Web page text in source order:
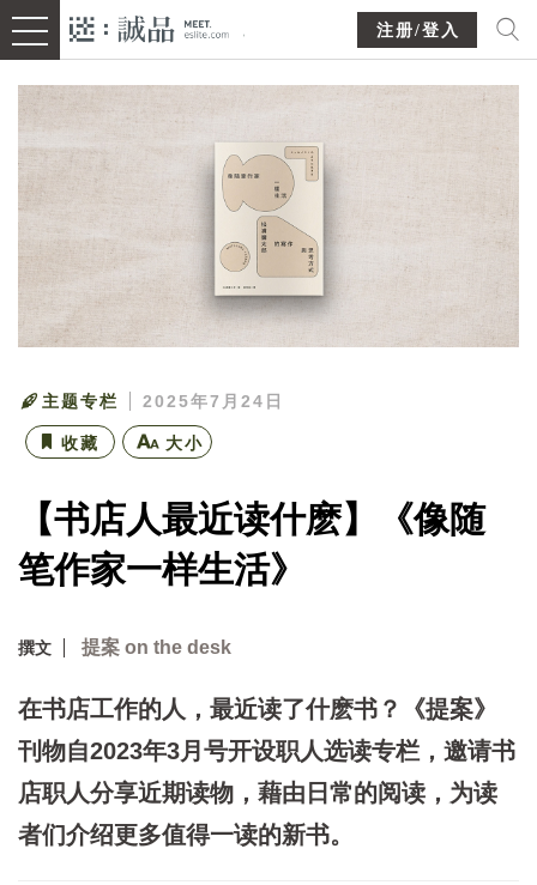
注册/登入
主题专栏 2025年7月24日
收藏 大小
【书店人最近读什麽】《像随
笔作家一样生活》
撰文 提案 on the desk
在书店工作的人，最近读了什麽书？《提案》
刊物自2023年3月号开设职人选读专栏，邀请书
店职人分享近期读物，藉由日常的阅读，为读
者们介绍更多值得一读的新书。